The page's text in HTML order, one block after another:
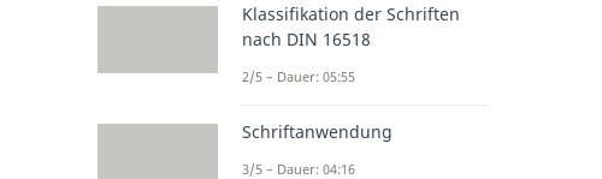
Klassifikation der Schriften
nach DIN 16518
2/5 – Dauer: 05:55
Schriftanwendung
3/5 – Dauer: 04:16